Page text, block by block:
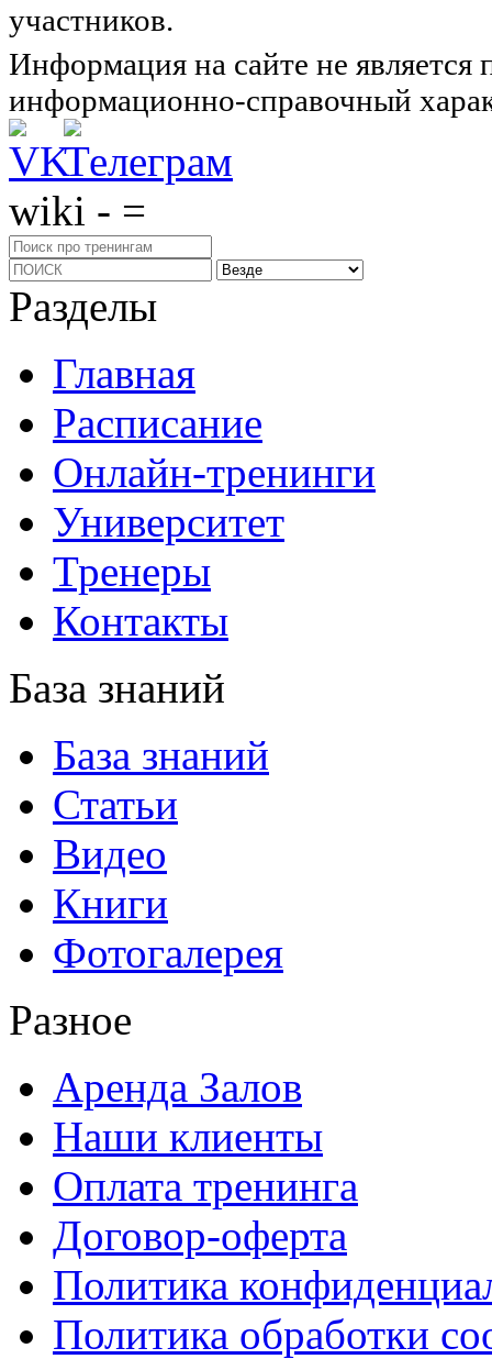
участников.
Информация на сайте не
информационно-справочный
wiki - =
Разделы
Главная
Расписание
Онлайн-тренинги
Университет
Тренеры
Контакты
База знаний
База знаний
Статьи
Видео
Книги
Фотогалерея
Разное
Аренда Залов
Наши клиенты
Оплата тренинга
Договор-оферта
Политика
Политика обработки